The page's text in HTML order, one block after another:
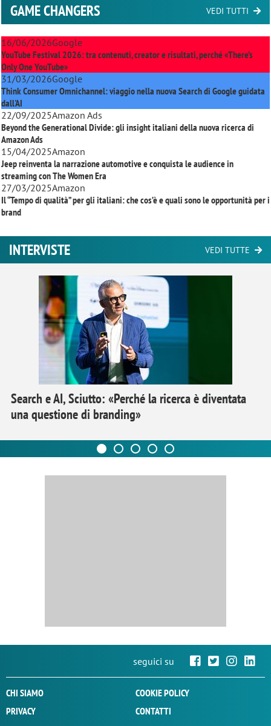
GAME CHANGERS VEDI TUTTI
16/06/2026Google
YouTube Festival 2026: tra contenuti, creator e risultati, perché «There’s
Only One YouTube»
31/03/2026Google
Think Consumer Omnichannel: viaggio nella nuova Search di Google guidata
dall'AI
22/09/2025Amazon Ads
Beyond the Generational Divide: gli insight italiani della nuova ricerca di
Amazon Ads
15/04/2025Amazon
Jeep reinventa la narrazione automotive e conquista le audience in
streaming conThe Women Era
27/03/2025Amazon
Il “Tempo di qualità” per gli italiani: che cos’è e quali sono le opportunità per i
brand
INTERVISTE VEDI TUTTE
Search e AI, Sciutto: «Perché la ricerca è diventata
una questione di branding»
seguici su
CHI SIAMO
COOKIE POLICY
PRIVACY
CONTATTI